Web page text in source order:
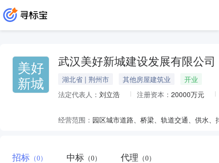
美好
新城
武汉美好新城建设发展有限公司
湖北省 | 荆州市 其他房屋建筑业
开业
法定代表人： 刘立浩 注册资本： 20000万元
经营范围：
招标 （0） 中标 （0） 代理 （0）